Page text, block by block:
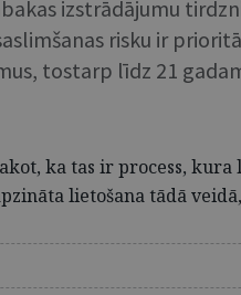
izstrādājumu
risku ir
tostarp līdz 21
ka tas ir process,
lietošana tādā